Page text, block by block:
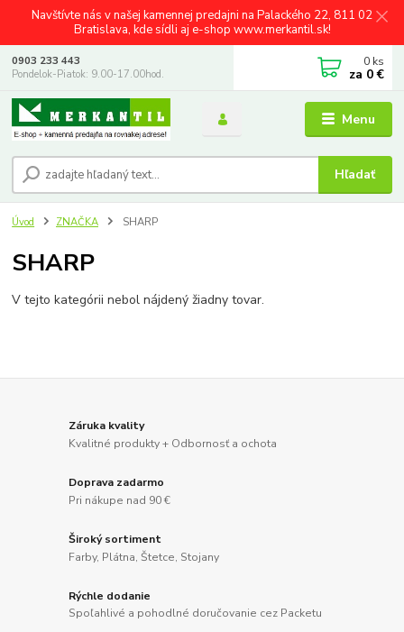
Navštívte nás v našej kamennej predajni na Palackého 22, 811 02
Bratislava, kde sídli aj e-shop www.merkantil.sk!
Menu
Hľadať
0903 233 443
Pondelok-Piatok: 9.00-17.00hod.
0 ks
za 0 €
Úvod ZNAČKA SHARP
SHARP
V tejto kategórii nebol nájdený žiadny tovar.
Záruka kvality
Kvalitné produkty + Odbornosť a ochota
Doprava zadarmo
Pri nákupe nad 90 €
Široký sortiment
Farby, Plátna, Štetce, Stojany
Rýchle dodanie
Spoľahlivé a pohodlné doručovanie cez Packetu